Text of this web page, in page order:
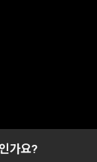
가요?
터 및 무기와 같
로모션 코드는 특
는 여러분의 워